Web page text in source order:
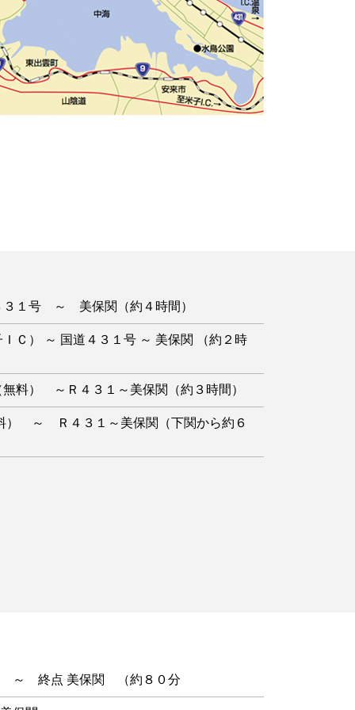
号 ～ 美保関（約４時間）
） ～ 国道４３１号 ～ 美保関 （約２時
～Ｒ４３１～美保関（約３時間）
～ Ｒ４３１～美保関（下関から約６
～ 終点 美保関 （約８０分